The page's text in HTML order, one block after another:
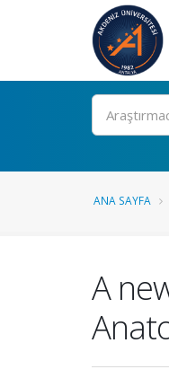
Ara
ANA SAYFA
A